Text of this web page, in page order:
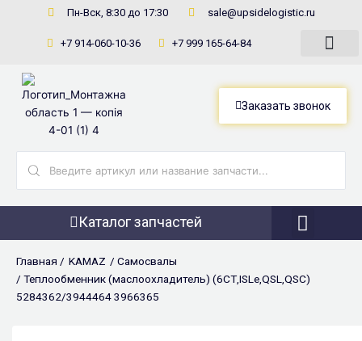
содержимому
Пн-Вск, 8:30 до 17:30 sale@upsidelogistic.ru
+7 914-060-10-36 +7 999 165-64-84
Заказать звонок
Каталог запчастей
Главная / KAMAZ / Самосвалы
/ Теплообменник (маслоохладитель) (6СТ,ISLe,QSL,QSC)
5284362/3944464 3966365